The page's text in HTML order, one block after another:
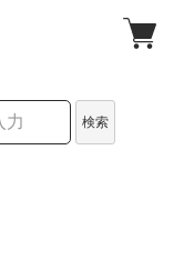
検索